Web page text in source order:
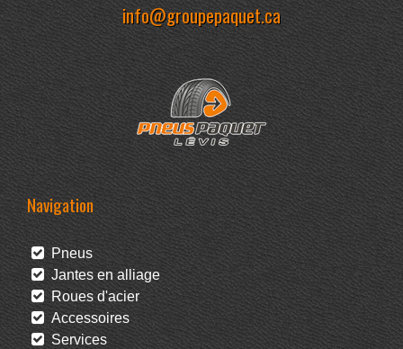
info@groupepaquet.ca
Navigation
Pneus
Jantes en alliage
Roues d'acier
Accessoires
Services